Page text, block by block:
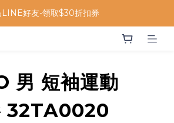
LINE好友-領取$30折扣券
男 短袖運動
32TA0020